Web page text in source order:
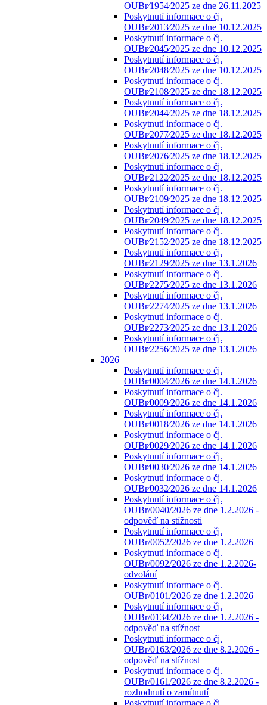
OUBr⁄1954⁄2025 ze dne 26.11.2025
Poskytnutí informace o čj.
OUBr⁄2013⁄2025 ze dne 10.12.2025
Poskytnutí informace o čj.
OUBr⁄2045⁄2025 ze dne 10.12.2025
Poskytnutí informace o čj.
OUBr⁄2048⁄2025 ze dne 10.12.2025
Poskytnutí informace o čj.
OUBr⁄2108⁄2025 ze dne 18.12.2025
Poskytnutí informace o čj.
OUBr⁄2044⁄2025 ze dne 18.12.2025
Poskytnutí informace o čj.
OUBr⁄2077⁄2025 ze dne 18.12.2025
Poskytnutí informace o čj.
OUBr⁄2076⁄2025 ze dne 18.12.2025
Poskytnutí informace o čj.
OUBr⁄2122⁄2025 ze dne 18.12.2025
Poskytnutí informace o čj.
OUBr⁄2109⁄2025 ze dne 18.12.2025
Poskytnutí informace o čj.
OUBr⁄2049⁄2025 ze dne 18.12.2025
Poskytnutí informace o čj.
OUBr⁄2152⁄2025 ze dne 18.12.2025
Poskytnutí informace o čj.
OUBr⁄2129⁄2025 ze dne 13.1.2026
Poskytnutí informace o čj.
OUBr⁄2275⁄2025 ze dne 13.1.2026
Poskytnutí informace o čj.
OUBr⁄2274⁄2025 ze dne 13.1.2026
Poskytnutí informace o čj.
OUBr⁄2273⁄2025 ze dne 13.1.2026
Poskytnutí informace o čj.
OUBr⁄2256⁄2025 ze dne 13.1.2026
2026
Poskytnutí informace o čj.
OUBr⁄0004⁄2026 ze dne 14.1.2026
Poskytnutí informace o čj.
OUBr⁄0009⁄2026 ze dne 14.1.2026
Poskytnutí informace o čj.
OUBr⁄0018⁄2026 ze dne 14.1.2026
Poskytnutí informace o čj.
OUBr⁄0029⁄2026 ze dne 14.1.2026
Poskytnutí informace o čj.
OUBr⁄0030⁄2026 ze dne 14.1.2026
Poskytnutí informace o čj.
OUBr⁄0032⁄2026 ze dne 14.1.2026
Poskytnutí informace o čj.
OUBr/0040/2026 ze dne 1.2.2026 -
odpověď na stížnosti
Poskytnutí informace o čj.
OUBr/0052/2026 ze dne 1.2.2026
Poskytnutí informace o čj.
OUBr/0092/2026 ze dne 1.2.2026-
odvolání
Poskytnutí informace o čj.
OUBr/0101/2026 ze dne 1.2.2026
Poskytnutí informace o čj.
OUBr/0134/2026 ze dne 1.2.2026 -
odpověď na stížnost
Poskytnutí informace o čj.
OUBr/0163/2026 ze dne 8.2.2026 -
odpověď na stížnost
Poskytnutí informace o čj.
OUBr/0161/2026 ze dne 8.2.2026 -
rozhodnutí o zamítnutí
Poskytnutí informace o čj.